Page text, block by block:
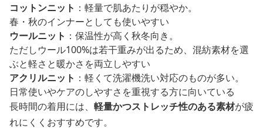
コットンニット ：軽量で肌あたりが穏やか。
春・秋のインナーとしても使いやすい
ウールニット ：保温性が高く秋冬向き。
ただしウール100%は若干重みが出るため、混紡素材を選
ぶと軽さと暖かさを両立しやすい
アクリルニット ：軽くて洗濯機洗い対応のものが多い。
日常使いやケアのしやすさを重視する方に向いている
長時間の着用には、 軽量かつストレッチ性のある素材が疲
れにくくおすすめです。